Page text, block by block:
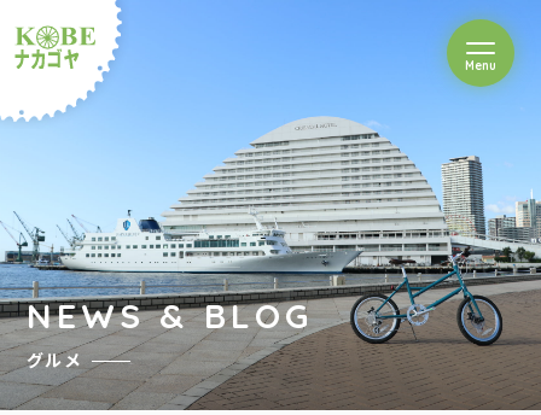
ルショップナカゴヤ
Menuを開閉
NEWS & BLOG
グルメ